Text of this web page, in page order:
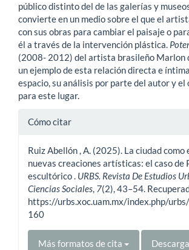
público distinto del de las galerías y
convierte en un medio sobre el que el
con sus obras para cambiar el paisaje o
él a través de la intervención plástica.
(2008- 2012) del artista brasileño Marlon
un ejemplo de esta relación directa e
espacio, su análisis por parte del autor y el
para este lugar.
Detalles
artículo
Cómo citar
Ruiz Abellón , A. (2025). La ciudad como
nuevas creaciones artísticas: el caso de
escultórico . URBS. Revista De Estudios
Ciencias Sociales 7(2), 43–54.
https://urbs.xoc.uam.mx/index.php/
160
Más formatos de cita